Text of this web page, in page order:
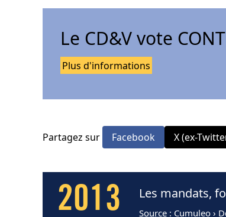
Le CD&V vote
Plus d'informations
Partagez sur Facebook X (ex-
2013 Les mandats,
Source : Cumuleo ›